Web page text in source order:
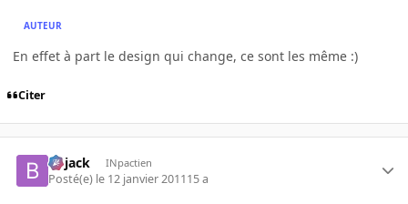
AUTEUR
En effet à part le design qui change, ce sont les même :)
Citer
Bojack INpactien
Posté(e) le 12 janvier 201115 a